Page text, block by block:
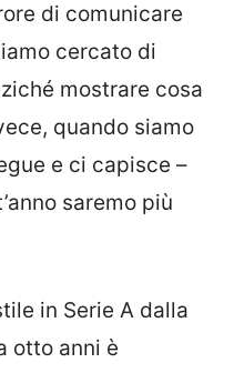
di comunicare
cercato di
mostrare cosa
quando siamo
e ci capisce –
saremo più
in Serie A dalla
otto anni è